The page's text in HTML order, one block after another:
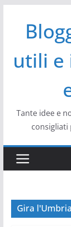
contenuto
utili e
Tante idee e
consigliati
Gira